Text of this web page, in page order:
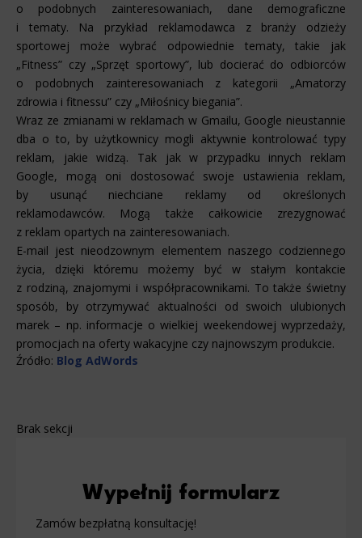
Wypełnij formularz
Zamów bezpłatną konsultację!
o podobnych zainteresowaniach, dane demograficzne
i tematy. Na przykład reklamodawca z branży odzieży
sportowej może wybrać odpowiednie tematy, takie jak
„Fitness” czy „Sprzęt sportowy”, lub docierać do odbiorców
o podobnych zainteresowaniach z kategorii „Amatorzy
zdrowia i fitnessu” czy „Miłośnicy biegania”.
Wraz ze zmianami w reklamach w Gmailu, Google nieustannie
dba o to, by użytkownicy mogli aktywnie kontrolować typy
reklam, jakie widzą. Tak jak w przypadku innych reklam
Google, mogą oni dostosować swoje ustawienia reklam,
by usunąć niechciane reklamy od określonych
reklamodawców. Mogą także całkowicie zrezygnować
z reklam opartych na zainteresowaniach.
E-mail jest nieodzownym elementem naszego codziennego
życia, dzięki któremu możemy być w stałym kontakcie
z rodziną, znajomymi i współpracownikami. To także świetny
sposób, by otrzymywać aktualności od swoich ulubionych
marek – np. informacje o wielkiej weekendowej wyprzedaży,
promocjach na oferty wakacyjne czy najnowszym produkcie.
Źródło: Blog AdWords
Brak sekcji